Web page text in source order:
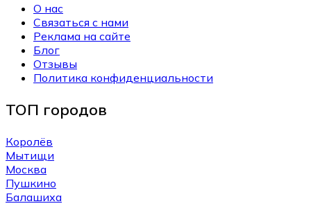
О нас
Связаться с нами
Реклама на сайте
Блог
Отзывы
Политика конфиденциальности
ТОП городов
Королёв
Мытищи
Москва
Пушкино
Балашиха